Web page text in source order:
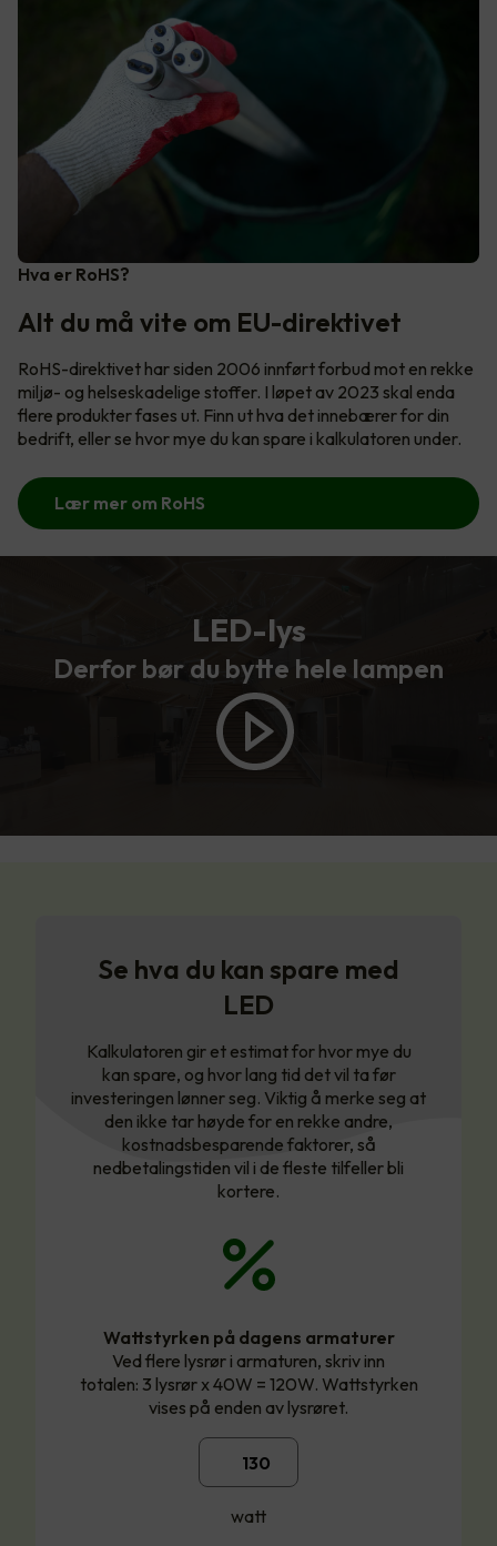
Hva er RoHS?
Alt du må vite om EU-direktivet
RoHS-direktivet har siden 2006 innført forbud mot en rekke
miljø- og helseskadelige stoffer. I løpet av 2023 skal enda
flere produkter fases ut. Finn ut hva det innebærer for din
bedrift, eller se hvor mye du kan spare i kalkulatoren under.
Lær mer om RoHS
LED-lys
Derfor bør du bytte hele lampen
Se hva du kan spare med
LED
Kalkulatoren gir et estimat for hvor mye du
kan spare, og hvor lang tid det vil ta før
investeringen lønner seg. Viktig å merke seg at
den ikke tar høyde for en rekke andre,
kostnadsbesparende faktorer, så
nedbetalingstiden vil i de fleste tilfeller bli
kortere.
Wattstyrken på dagens armaturer
Ved flere lysrør i armaturen, skriv inn
totalen: 3 lysrør x 40W = 120W. Wattstyrken
vises på enden av lysrøret.
watt